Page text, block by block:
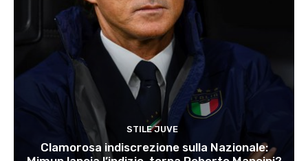
STILE JUVE
Clamorosa indiscrezione sulla Nazionale: